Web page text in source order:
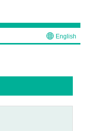
English